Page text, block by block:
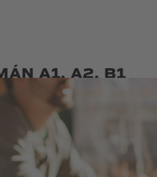
A1, A2, B1
nocturno para